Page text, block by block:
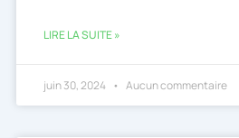
LIRE LA SUITE »
juin 30, 2024 Aucun commentaire